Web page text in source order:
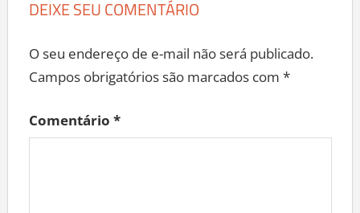
DEIXE SEU COMENTÁRIO
O seu endereço de e-mail não será publicado.
Campos obrigatórios são marcados com *
Comentário *